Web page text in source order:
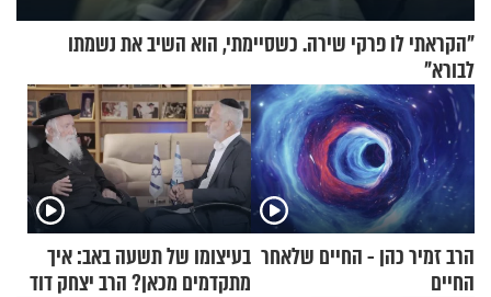
"הקראתי לו פרקי שירה. כשסיימתי, הוא השיב את נשמתו
לבורא"
הרב זמיר כהן - החיים שלאחר
החיים
בעיצומו של תשעה באב: איך
מתקדמים מכאן? הרב יצחק דוד